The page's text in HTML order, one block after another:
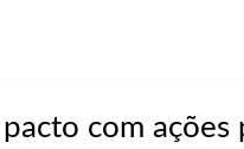
com ações